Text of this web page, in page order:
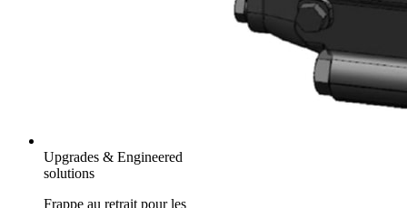
Upgrades & Engineered
solutions
Frappe au retrait pour les